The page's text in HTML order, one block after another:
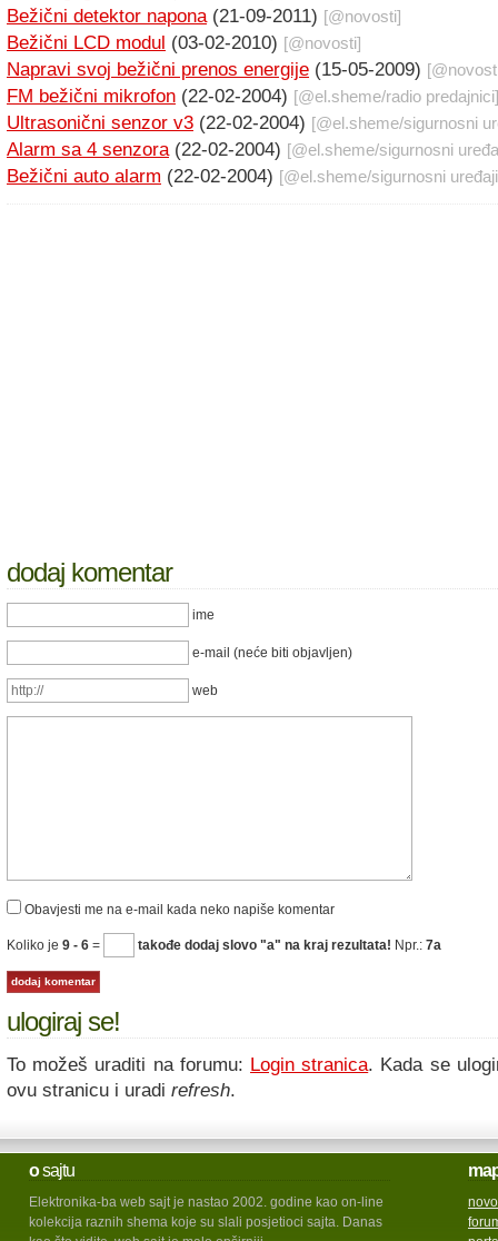
Bežični detektor napona(21-09-2011) [@novosti]
Bežični LCD modul (03-02-2010) [@novosti]
Napravi svoj bežični prenos energije (15-05-2009) [@
FM bežični mikrofon (22-02-2004) [@el.sheme/radio predajnici]
Ultrasonični senzor v3 (22-02-2004) [@el.sheme/sigurnosni
Alarm sa 4 senzora(22-02-2004) [@el.sheme/sigurnosni
Bežični auto alarm (22-02-2004) [@el.sheme/sigurnosni uređaji
dodaj komentar
ime
e-mail (neće biti objavljen)
web
Obavjesti me na e-mail kada neko napiše komentar
Koliko je 9 - 6 = takođe dodaj slovo "a" na kraj rezultata! Npr.: 7a
ulogiraj se!
To možeš uraditi na forumu: Login stranica. Kada se
ovu stranicu i uradi refresh.
osajtu
Elektronika-ba web sajt je nastao 2002. godine kao on-line
kolekcija raznih shema koje su slali posjetioci sajta. Danas